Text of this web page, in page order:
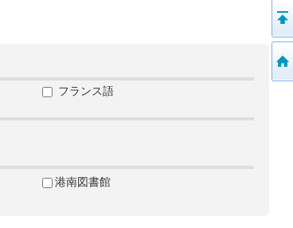
フランス語
港南図書館